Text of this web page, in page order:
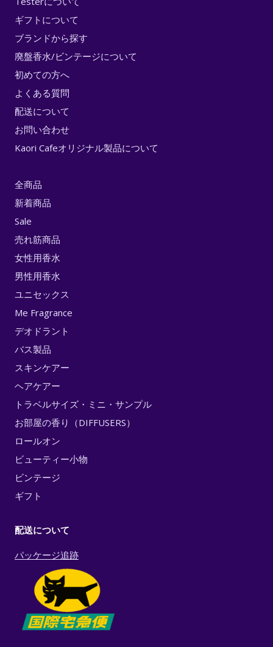
ギフトについて
ブランドから探す
廃盤香水/ビンテージについて
初めての方へ
よくある質問
配送について
お問い合わせ
Kaori Cafeオリジナル製品について
全商品
新着商品
Sale
売れ筋商品
女性用香水
男性用香水
ユニセックス
Me Fragrance
デオドラント
バス製品
スキンケアー
ヘアケアー
トラベルサイズ・ミニ・サンプル
お部屋の香り（DIFFUSERS）
ロールオン
ビューティー小物
ビンテージ
ギフト
配送について
パッケージ追跡